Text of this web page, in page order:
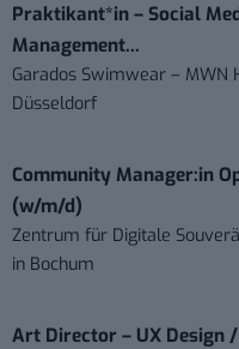
Praktikant*in – Social
Management...
Garados Swimwear – MWN
Düsseldorf
Community Manager:in
(w/m/d)
Zentrum für Digitale
in Bochum
Art Director – UX Design /